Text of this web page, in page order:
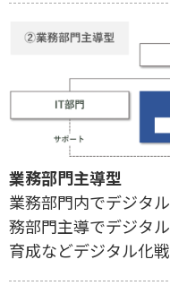
業務部門主導型
業務部門内でデジタ
務部門主導でデジタ
育成などデジタル化